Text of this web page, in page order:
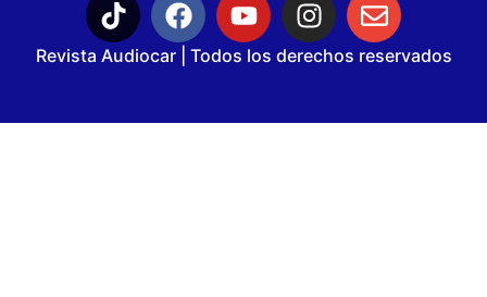
Revista Audiocar | Todos los derechos reservados